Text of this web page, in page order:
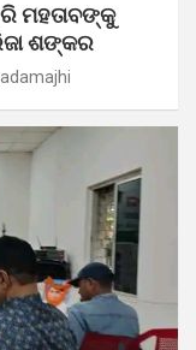
ମହତାବଙ୍କୁ
ଶଙ୍କର